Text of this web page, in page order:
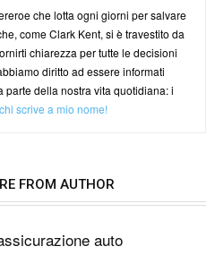
che lotta ogni giorni per salvare
come Clark Kent, si è travestito da
chiarezza per tutte le decisioni
diritto ad essere informati
parte della nostra vita quotidiana: i
scrive a mio nome!
FROM AUTHOR
auto